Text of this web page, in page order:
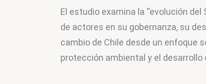
El estudio examina la “evolución
de actores en su gobernanza, su
cambio de Chile desde un enfoque
protección ambiental y el desarrollo